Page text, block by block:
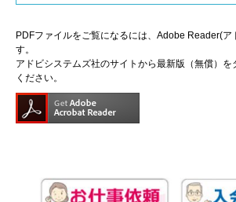
PDFファイルをご覧になるには、Adobe Reader(ア
す。
アドビシステムズ社のサイトから最新版（無償）を
ください。